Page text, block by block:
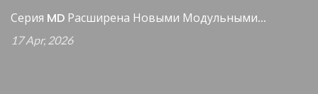
Серия MD Расширена Новыми Модульными...
17 Apr, 2026